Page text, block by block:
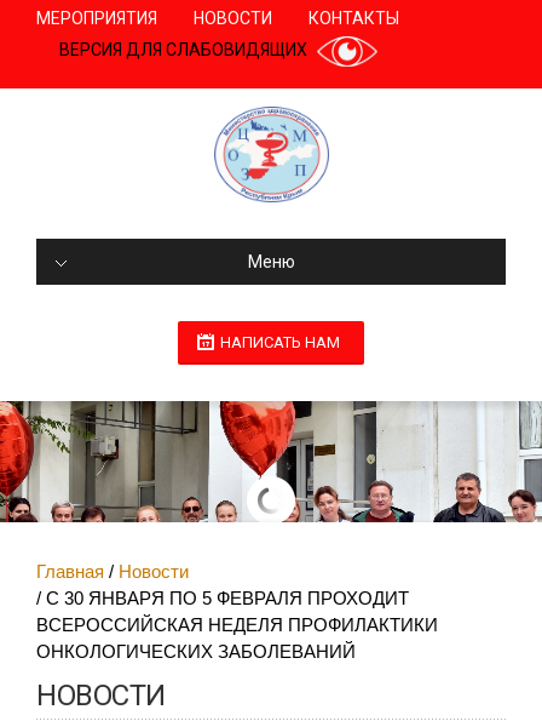
МЕРОПРИЯТИЯ НОВОСТИ
КОНТАКТЫ
ВЕРСИЯ ДЛЯ СЛАБОВИДЯЩИХ
Меню
НАПИСАТЬ НАМ
Главная
Новости
С 30 ЯНВАРЯ ПО 5 ФЕВРАЛЯ ПРОХОДИТ
ВСЕРОССИЙСКАЯ НЕДЕЛЯ ПРОФИЛАКТИКИ
ОНКОЛОГИЧЕСКИХ ЗАБОЛЕВАНИЙ
НОВОСТИ